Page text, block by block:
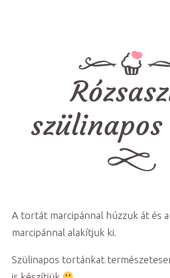
A tortát marcipánnal húzzuk át és
marcipánnal alakítjuk ki.
Szülinapos tortánkat